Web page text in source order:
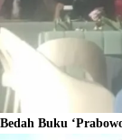
Bedah Buku